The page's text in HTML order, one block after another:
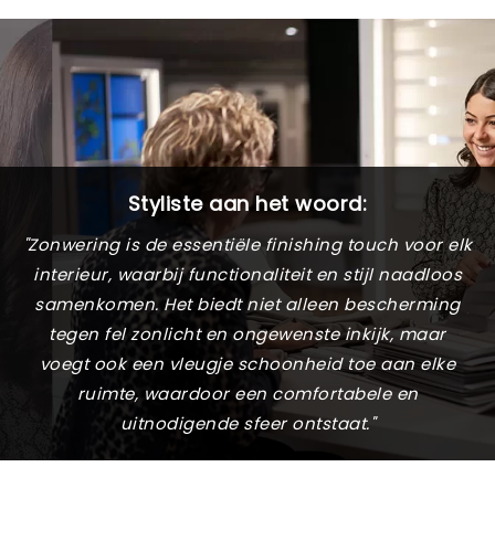
Styliste aan het woord:
"Zonwering is de essentiële finishing touch voor elk
interieur, waarbij functionaliteit en stijl naadloos
samenkomen. Het biedt niet alleen bescherming
tegen fel zonlicht en ongewenste inkijk, maar
voegt ook een vleugje schoonheid toe aan elke
ruimte, waardoor een comfortabele en
uitnodigende sfeer ontstaat."